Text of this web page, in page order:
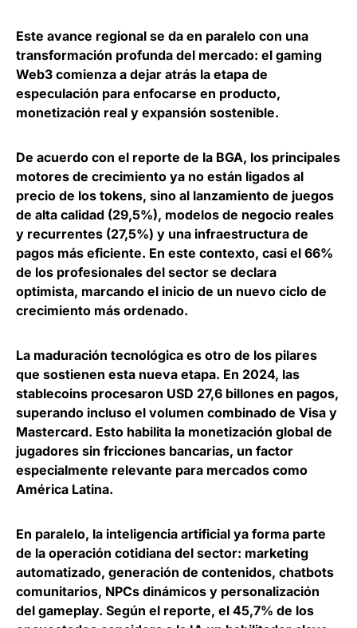
Este avance regional se da en paralelo con una
transformación profunda del mercado: el gaming
Web3 comienza a dejar atrás la etapa de
especulación para enfocarse en producto,
monetización real y expansión sostenible.
De acuerdo con el reporte de la BGA, los principales
motores de crecimiento ya no están ligados al
precio de los tokens, sino al lanzamiento de juegos
de alta calidad (29,5%), modelos de negocio reales
y recurrentes (27,5%) y una infraestructura de
pagos más eficiente. En este contexto, casi el 66%
de los profesionales del sector se declara
optimista, marcando el inicio de un nuevo ciclo de
crecimiento más ordenado.
La maduración tecnológica es otro de los pilares
que sostienen esta nueva etapa. En 2024, las
stablecoins procesaron USD 27,6 billones en pagos,
superando incluso el volumen combinado de Visa y
Mastercard. Esto habilita la monetización global de
jugadores sin fricciones bancarias, un factor
especialmente relevante para mercados como
América Latina.
En paralelo, la inteligencia artificial ya forma parte
de la operación cotidiana del sector: marketing
automatizado, generación de contenidos, chatbots
comunitarios, NPCs dinámicos y personalización
del gameplay. Según el reporte, el 45,7% de los